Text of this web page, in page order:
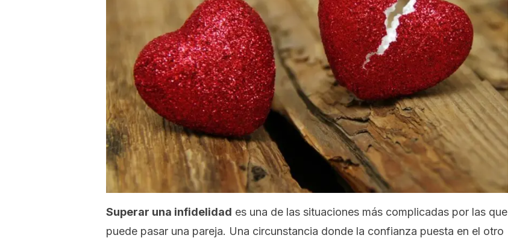
Superar una infidelidad es una de las situaciones más complicadas por las que
puede pasar una pareja. Una circunstancia donde la confianza puesta en el otro